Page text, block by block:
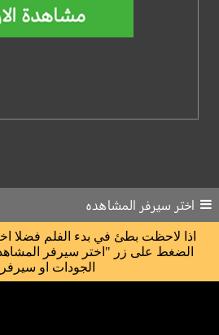
اختر سيرفر المشاهده
اذا لاحظت بطئ في بدء الفلم فضلا
الضغط على زر "اختر سيرفر
الجودات او سيرفر